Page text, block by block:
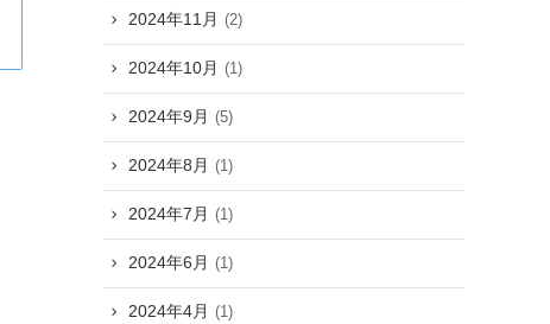
2024年11月 (2)
2024年10月 (1)
2024年9月 (5)
2024年8月 (1)
2024年7月 (1)
2024年6月 (1)
2024年4月 (1)